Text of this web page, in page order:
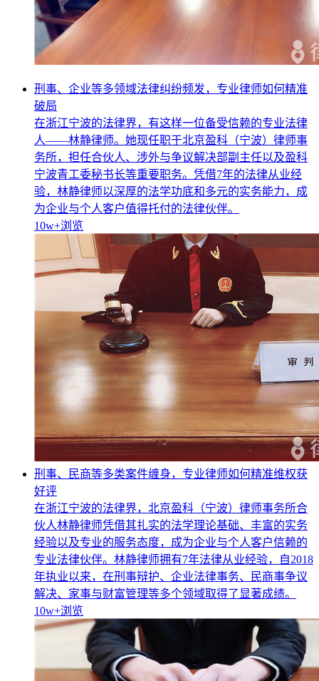
刑事、企业等多领域法律纠纷频发，专业律师如何精准
破局
在浙江宁波的法律界，有这样一位备受信赖的专业法律
人——林静律师。她现任职于北京盈科（宁波）律师事
务所，担任合伙人、涉外与争议解决部副主任以及盈科
宁波青工委秘书长等重要职务。凭借7年的法律从业经
验，林静律师以深厚的法学功底和多元的实务能力，成
为企业与个人客户值得托付的法律伙伴。
10w+浏览
刑事、民商等多类案件缠身，专业律师如何精准维权获
好评
在浙江宁波的法律界，北京盈科（宁波）律师事务所合
伙人林静律师凭借其扎实的法学理论基础、丰富的实务
经验以及专业的服务态度，成为企业与个人客户信赖的
专业法律伙伴。林静律师拥有7年法律从业经验，自2018
年执业以来，在刑事辩护、企业法律事务、民商事争议
解决、家事与财富管理等多个领域取得了显著成绩。
10w+浏览